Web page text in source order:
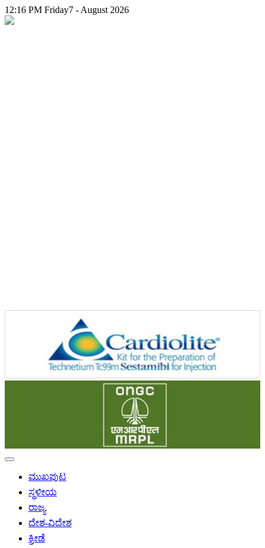
12:16 PM Friday7 - August 2026
ಮುಖಪುಟ
ಸ್ಥಳೀಯ
ರಾಜ್ಯ
ದೇಶ-ವಿದೇಶ
ಕ್ರೀಡೆ